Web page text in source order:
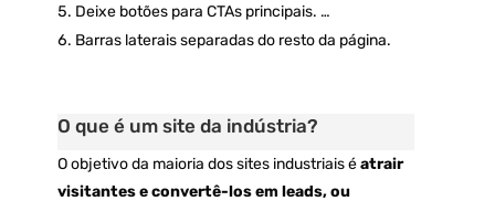
Deixe botões para CTAs principais. …
Barras laterais separadas do resto da página.
O que é um site da indústria?
O objetivo da maioria dos sites industriais éatrair
visitantes e convertê-los em leads, ou